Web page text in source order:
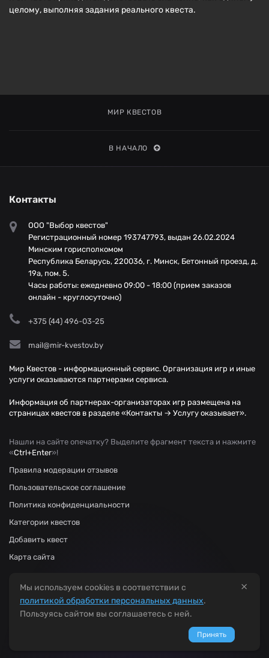
целому, выполняя задания реального квеста.
МИР КВЕСТОВ
В НАЧАЛО
Контакты
ООО "Выбор квестов"
Регистрационный номер 193747793, выдан 26.02.2024
Минским горисполкомом
Республика Беларусь, 220036, г. Минск, Бетонный проезд, д.
19а, пом. 5.
Часы работы: ежедневно 09:00 - 18:00 (прием заказов
онлайн - круглосуточно)
+375 (44) 496-03-25
mail@mir-kvestov.by
Мир Квестов - информационный сервис. Организация игр и иные
услуги оказываются партнерами сервиса.
Информация об партнерах-организаторах игр размещена на
страницах квестов в разделе «Контакты → Услугу оказывает».
Нашли на сайте опечатку? Выделите фрагмент текста и нажмите
«Ctrl+Enter»!
Правила модерации отзывов
Пользовательское соглашение
Политика конфиденциальности
Категории квестов
Добавить квест
Карта сайта
×
Мы используем cookies в соответствии с
политикой обработки персональных данных.
Пользуясь сайтом вы соглашаетесь с ней.
Принять